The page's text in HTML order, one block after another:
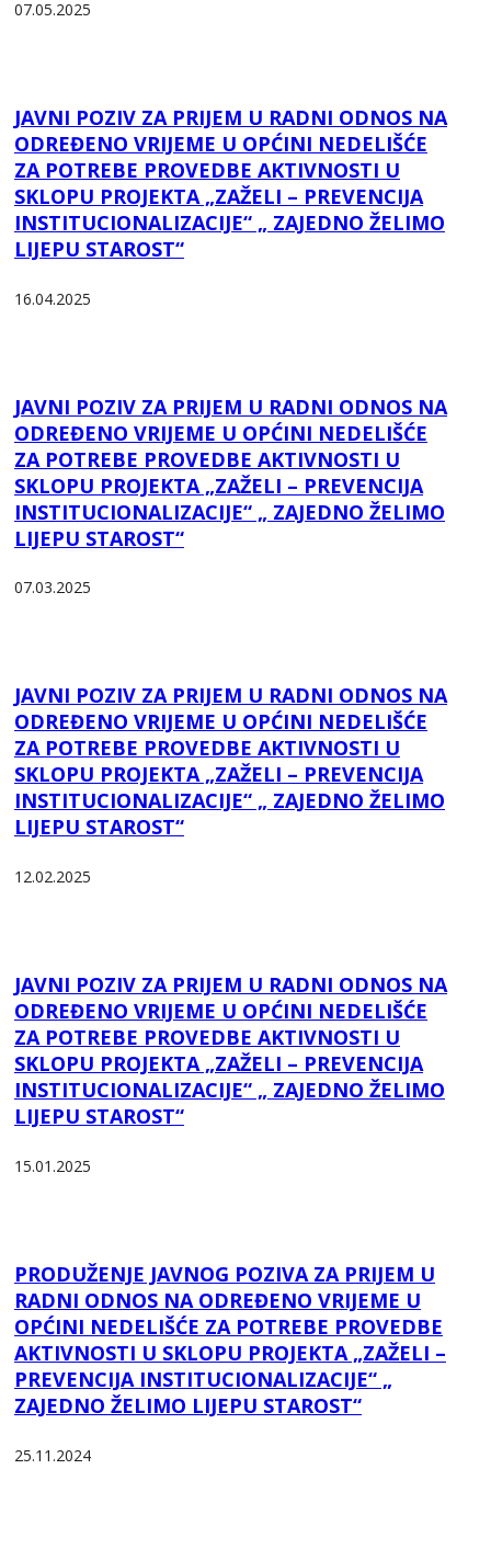
07.05.2025
JAVNI POZIV ZA PRIJEM U RADNI ODNOS NA
ODREĐENO VRIJEME U OPĆINI NEDELIŠĆE
ZA POTREBE PROVEDBE AKTIVNOSTI U
SKLOPU PROJEKTA „ZAŽELI – PREVENCIJA
INSTITUCIONALIZACIJE“ „ ZAJEDNO ŽELIMO
LIJEPU STAROST“
16.04.2025
JAVNI POZIV ZA PRIJEM U RADNI ODNOS NA
ODREĐENO VRIJEME U OPĆINI NEDELIŠĆE
ZA POTREBE PROVEDBE AKTIVNOSTI U
SKLOPU PROJEKTA „ZAŽELI – PREVENCIJA
INSTITUCIONALIZACIJE“ „ ZAJEDNO ŽELIMO
LIJEPU STAROST“
07.03.2025
JAVNI POZIV ZA PRIJEM U RADNI ODNOS NA
ODREĐENO VRIJEME U OPĆINI NEDELIŠĆE
ZA POTREBE PROVEDBE AKTIVNOSTI U
SKLOPU PROJEKTA „ZAŽELI – PREVENCIJA
INSTITUCIONALIZACIJE“ „ ZAJEDNO ŽELIMO
LIJEPU STAROST“
12.02.2025
JAVNI POZIV ZA PRIJEM U RADNI ODNOS NA
ODREĐENO VRIJEME U OPĆINI NEDELIŠĆE
ZA POTREBE PROVEDBE AKTIVNOSTI U
SKLOPU PROJEKTA „ZAŽELI – PREVENCIJA
INSTITUCIONALIZACIJE“ „ ZAJEDNO ŽELIMO
LIJEPU STAROST“
15.01.2025
PRODUŽENJE JAVNOG POZIVA ZA PRIJEM U
RADNI ODNOS NA ODREĐENO VRIJEME U
OPĆINI NEDELIŠĆE ZA POTREBE PROVEDBE
AKTIVNOSTI U SKLOPU PROJEKTA „ZAŽELI –
PREVENCIJA INSTITUCIONALIZACIJE“ „
ZAJEDNO ŽELIMO LIJEPU STAROST“
25.11.2024